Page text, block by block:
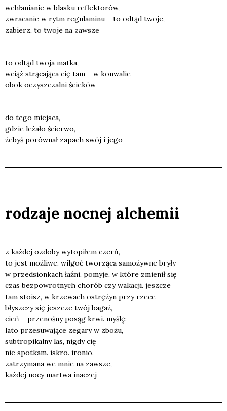
wchła­nia­nie w bla­sku reflek­to­rów,
zwra­ca­nie w rytm regu­la­mi­nu – to odtąd two­je,
zabierz, to two­je na zawsze
to odtąd two­ja mat­ka,
wciąż strą­ca­ją­ca cię tam – w kon­wa­lie
obok oczysz­czal­ni ście­ków
do tego miej­sca,
gdzie leża­ło ścier­wo,
żebyś porów­nał zapach swój i jego
rodzaje nocnej alchemii
z każ­dej ozdo­by wyto­pi­łem czerń,
to jest moż­li­we. wil­goć two­rzą­ca samo­żyw­ne bry­ły
w przed­sion­kach łaź­ni, pomy­je, w któ­re zmie­nił się
czas bez­pow­rot­nych cho­rób czy waka­cji. jesz­cze
tam sto­isz, w krze­wach ostrę­żyn przy rze­ce
błysz­czy się jesz­cze twój bagaż,
cień – prze­no­śny posąg krwi. myślę:
lato prze­su­wa­ją­ce zega­ry w zbo­żu,
sub­tro­pi­kal­ny las, nigdy cię
nie spo­tkam. iskro. iro­nio.
zatrzy­ma­na we mnie na zawsze,
każ­dej nocy mar­twa ina­czej